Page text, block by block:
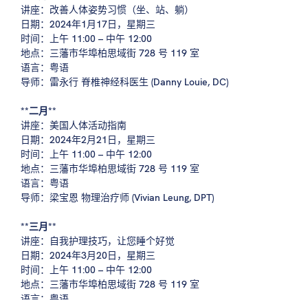
讲座：改善人体姿势习惯（坐、站、躺）
日期：2024年1月17日，星期三
时间：上午 11:00 – 中午 12:00
地点：三藩市华埠柏思域街 728 号 119 室
语言：粤语
导师：雷永行 脊椎神经科医生 (Danny Louie, DC)
**二月**
讲座：美国人体活动指南
日期：2024年2月21日，星期三
时间：上午 11:00 – 中午 12:00
地点：三藩市华埠柏思域街 728 号 119 室
语言：粤语
导师：梁宝恩 物理治疗师 (Vivian Leung, DPT)
**三月**
讲座：自我护理技巧，让您睡个好觉
日期：2024年3月20日，星期三
时间：上午 11:00 – 中午 12:00
地点：三藩市华埠柏思域街 728 号 119 室